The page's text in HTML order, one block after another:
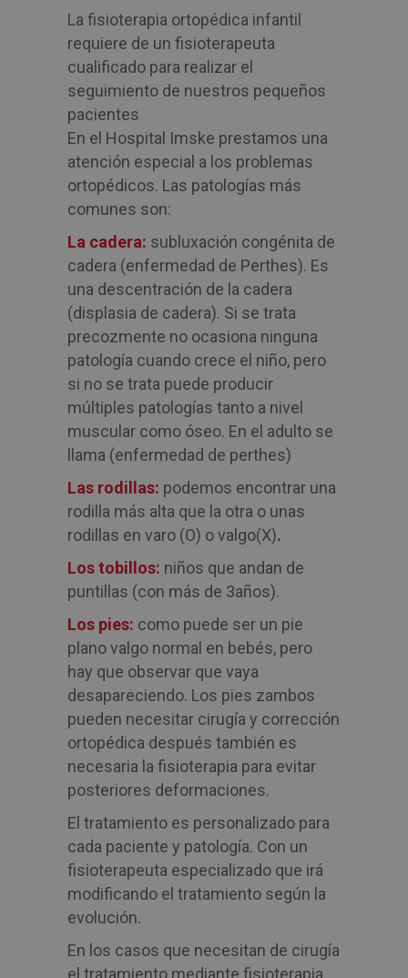
La fisioterapia ortopédica infantil
requiere de un fisioterapeuta
cualificado para realizar el
seguimiento de nuestros pequeños
pacientes
En el Hospital Imske prestamos una
atención especial a los problemas
ortopédicos. Las patologías más
comunes son:
La cadera: subluxación congénita de
cadera (enfermedad de Perthes). Es
una descentración de la cadera
(displasia de cadera). Si se trata
precozmente no ocasiona ninguna
patología cuando crece el niño, pero
si no se trata puede producir
múltiples patologías tanto a nivel
muscular como óseo. En el adulto se
llama (enfermedad de perthes)
Las rodillas: podemos encontrar una
rodilla más alta que la otra o unas
rodillas en varo (O) o valgo(X).
Los tobillos: niños que andan de
puntillas (con más de 3años).
Los pies: como puede ser un pie
plano valgo normal en bebés, pero
hay que observar que vaya
desapareciendo. Los pies zambos
pueden necesitar cirugía y corrección
ortopédica después también es
necesaria la fisioterapia para evitar
posteriores deformaciones.
El tratamiento es personalizado para
cada paciente y patología. Con un
fisioterapeuta especializado que irá
modificando el tratamiento según la
evolución.
En los casos que necesitan de cirugía